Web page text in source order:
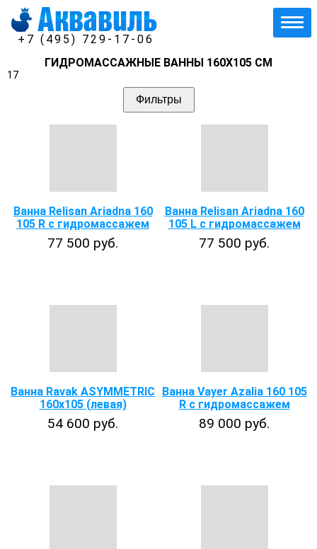
+7 (495) 729-17-06
ГИДРОМАССАЖНЫЕ ВАННЫ 160Х105 СМ
17
Фильтры
Ванна Relisan Ariadna 160
105 R с гидромассажем
77 500 руб.
Ванна Relisan Ariadna 160
105 L с гидромассажем
77 500 руб.
Ванна Ravak ASYMMETRIC
160х105 (левая)
54 600 руб.
Ванна Vayer Azalia 160 105
R с гидромассажем
89 000 руб.